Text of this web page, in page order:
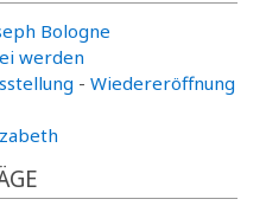
Bologne
werden
- Wiedereröffnung